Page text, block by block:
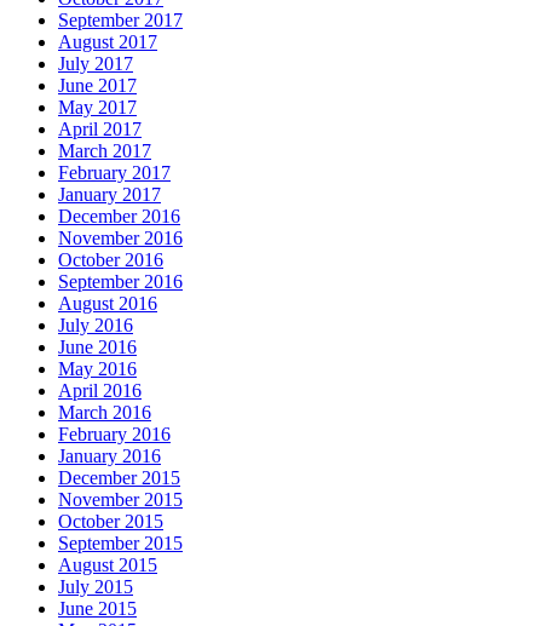
September 2017
August 2017
July 2017
June 2017
May 2017
April 2017
March 2017
February 2017
January 2017
December 2016
November 2016
October 2016
September 2016
August 2016
July 2016
June 2016
May 2016
April 2016
March 2016
February 2016
January 2016
December 2015
November 2015
October 2015
September 2015
August 2015
July 2015
June 2015